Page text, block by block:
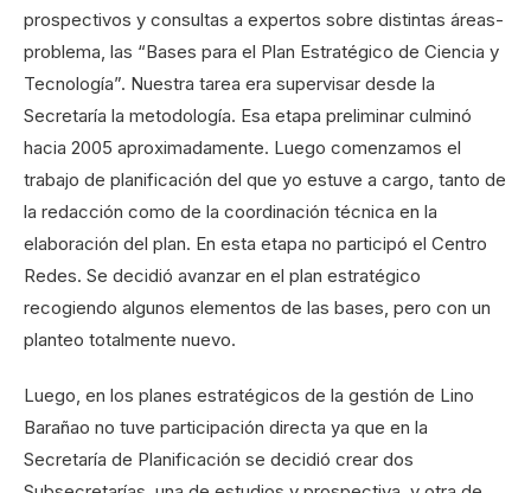
prospectivos y consultas a expertos sobre distintas áreas-
problema, las “Bases para el Plan Estratégico de Ciencia y
Tecnología”. Nuestra tarea era supervisar desde la
Secretaría la metodología. Esa etapa preliminar culminó
hacia 2005 aproximadamente. Luego comenzamos el
trabajo de planificación del que yo estuve a cargo, tanto de
la redacción como de la coordinación técnica en la
elaboración del plan. En esta etapa no participó el Centro
Redes. Se decidió avanzar en el plan estratégico
recogiendo algunos elementos de las bases, pero con un
planteo totalmente nuevo.
Luego, en los planes estratégicos de la gestión de Lino
Barañao no tuve participación directa ya que en la
Secretaría de Planificación se decidió crear dos